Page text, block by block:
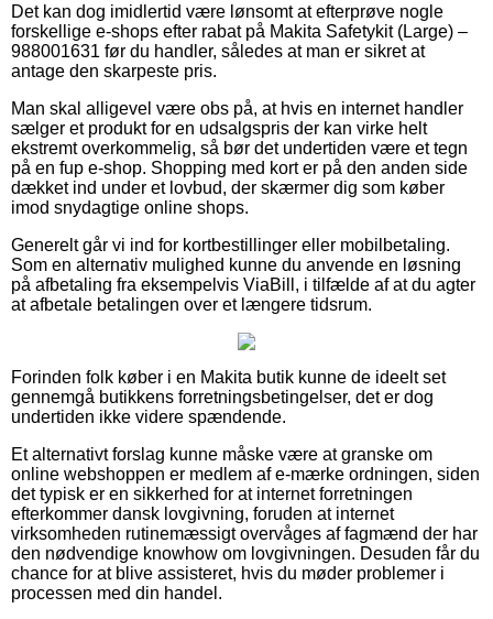
Det kan dog imidlertid være lønsomt at efterprøve nogle
forskellige e-shops efter rabat på Makita Safetykit (Large) –
988001631 før du handler, således at man er sikret at
antage den skarpeste pris.
Man skal alligevel være obs på, at hvis en internet handler
sælger et produkt for en udsalgspris der kan virke helt
ekstremt overkommelig, så bør det undertiden være et tegn
på en fup e-shop. Shopping med kort er på den anden side
dækket ind under et lovbud, der skærmer dig som køber
imod snydagtige online shops.
Generelt går vi ind for kortbestillinger eller mobilbetaling.
Som en alternativ mulighed kunne du anvende en løsning
på afbetaling fra eksempelvis ViaBill, i tilfælde af at du agter
at afbetale betalingen over et længere tidsrum.
Forinden folk køber i en Makita butik kunne de ideelt set
gennemgå butikkens forretningsbetingelser, det er dog
undertiden ikke videre spændende.
Et alternativt forslag kunne måske være at granske om
online webshoppen er medlem af e-mærke ordningen, siden
det typisk er en sikkerhed for at internet forretningen
efterkommer dansk lovgivning, foruden at internet
virksomheden rutinemæssigt overvåges af fagmænd der har
den nødvendige knowhow om lovgivningen. Desuden får du
chance for at blive assisteret, hvis du møder problemer i
processen med din handel.